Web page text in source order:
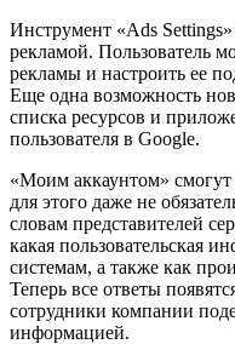
Инструмент «Ads Settings
рекламой. Пользователь
рекламы и настроить ее
Еще одна возможность
списка ресурсов и
пользователя в Google.
«Моим аккаунтом» смогут
для этого даже не
словам представителей
какая пользовательская
системам, а также как
Теперь все ответы
сотрудники компании
информацией.